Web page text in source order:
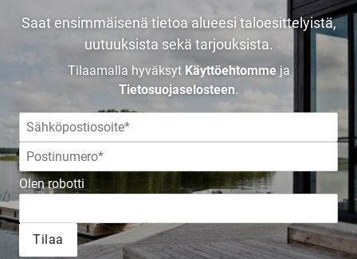
Saat ensimmäisenä tietoa alueesi taloesittelyistä,
uutuuksista sekä tarjouksista.
Tilaamalla hyväksyt Käyttöehtommeja
Tietosuojaselosteen.
Olen robotti
Tilaa
UNELMISTA
KODIKSI-
TALOKIRJA ON
JULKAISTU
Upea yli 200-sivuinen talokirja!